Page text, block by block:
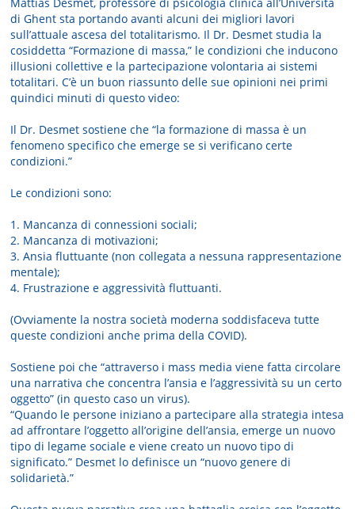
di Ghent sta portando avanti alcuni dei migliori lavori
sull’attuale ascesa del totalitarismo. Il Dr. Desmet studia la
cosiddetta “Formazione di massa,” le condizioni che inducono
illusioni collettive e la partecipazione volontaria ai sistemi
totalitari. C’è un buon riassunto delle sue opinioni nei primi
quindici minuti di questo video:
Il Dr. Desmet sostiene che “la formazione di massa è un
fenomeno specifico che emerge se si verificano certe
condizioni.”
Le condizioni sono:
1. Mancanza di connessioni sociali;
2. Mancanza di motivazioni;
3. Ansia fluttuante (non collegata a nessuna rappresentazione
mentale);
4. Frustrazione e aggressività fluttuanti.
(Ovviamente la nostra società moderna soddisfaceva tutte
queste condizioni anche prima della COVID).
Sostiene poi che “attraverso i mass media viene fatta circolare
una narrativa che concentra l’ansia e l’aggressività su un certo
oggetto” (in questo caso un virus).
“Quando le persone iniziano a partecipare alla strategia intesa
ad affrontare l’oggetto all’origine dell’ansia, emerge un nuovo
tipo di legame sociale e viene creato un nuovo tipo di
significato.” Desmet lo definisce un “nuovo genere di
solidarietà.”